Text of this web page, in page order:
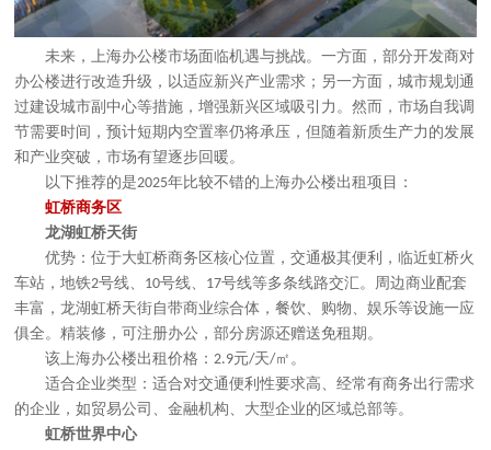
未来，上海办公楼市场面临机遇与挑战。一方面，部分开发商对
办公楼进行改造升级，以适应新兴产业需求；另一方面，城市规划通
过建设城市副中心等措施，增强新兴区域吸引力。然而，市场自我调
节需要时间，预计短期内空置率仍将承压，但随着新质生产力的发展
和产业突破，市场有望逐步回暖。
以下推荐的是2025年比较不错的上海办公楼出租项目
：
虹桥商务区
龙湖虹桥天街
优势：位于大虹桥商务区核心位置，交通极其便利，临近虹桥火
车站，地铁2号线、 10号线、 17号线等多条线路交汇。周边商业配套
丰富，龙湖虹桥天街自带商业综合体，餐饮、购物、娱乐等设施一应
俱全。精装修，可注册办公，部分房源还赠送免租期。
该上海办公楼出租价格：2.9元/天/㎡。
适合企业类型：适合对交通便利性要求高、经常有商务出行需求
的企业，如贸易公司、金融机构、大型企业的区域总部等。
虹桥世界中心